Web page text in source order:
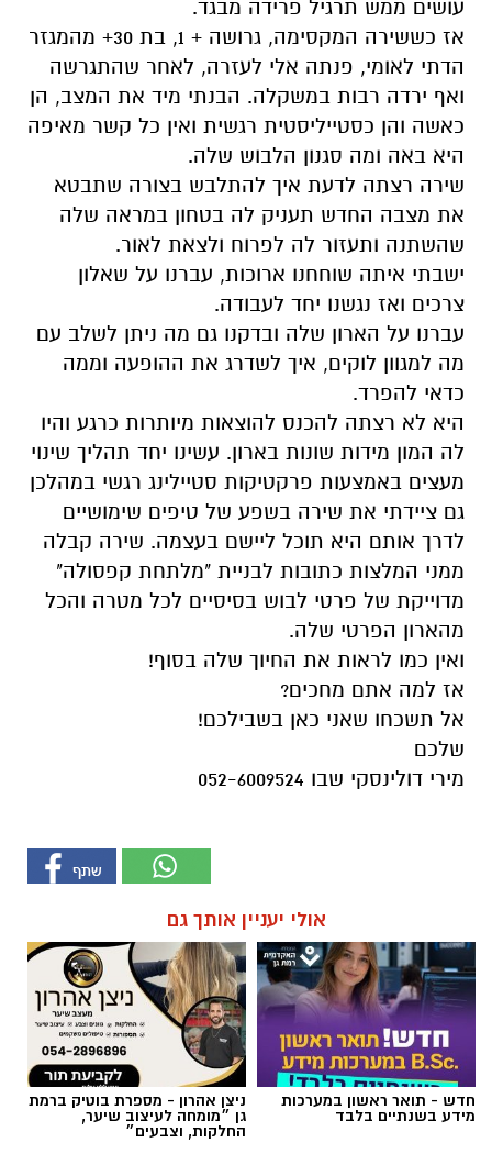
כאשה והן כסטייליסטית רגשית ואין כל קשר מאיפה
היא באה ומה סגנון הלבוש שלה.
שירה רצתה לדעת איך להתלבש בצורה שתבטא
את מצבה החדש תעניק לה בטחון במראה שלה
שהשתנה ותעזור לה לפרוח ולצאת לאור.
ישבתי איתה שוחחנו ארוכות, עברנו על שאלון
צרכים ואז נגשנו יחד לעבודה.
עברנו על הארון שלה ובדקנו גם מה ניתן לשלב עם
מה למגוון לוקים, איך לשדרג את ההופעה וממה
כדאי להפרד.
היא לא רצתה להכנס להוצאות מיותרות כרגע והיו
לה המון מידות שונות בארון. עשינו יחד תהליך שינוי
מעצים באמצעות פרקטיקות סטיילינג רגשי במהלכן
גם ציידתי את שירה בשפע של טיפים שימושיים
לדרך אותם היא תוכל ליישם בעצמה. שירה קבלה
ממני המלצות כתובות לבניית "מלתחת קפסולה"
מדוייקת של פרטי לבוש בסיסיים לכל מטרה והכל
מהארון הפרטי שלה.
ואין כמו לראות את החיוך שלה בסוף!
אז למה אתם מחכים?
אל תשכחו שאני כאן בשבילכם!
שלכם
מירי דולינסקי שבו 052-6009524
חדש - תואר ראשון במערכות
מידע בשנתיים בלבד
ניצן אהרון - מספרת בוטיק ברמת
גן ״מומחה לעיצוב שיער,
החלקות, וצבעים״